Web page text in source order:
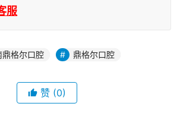
服
鼎格尔口腔 鼎格尔口腔
赞 (0)